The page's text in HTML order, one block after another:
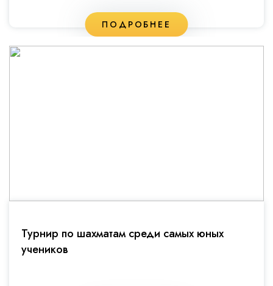
ПОДРОБНЕЕ
Турнир по шахматам среди самых юных
учеников